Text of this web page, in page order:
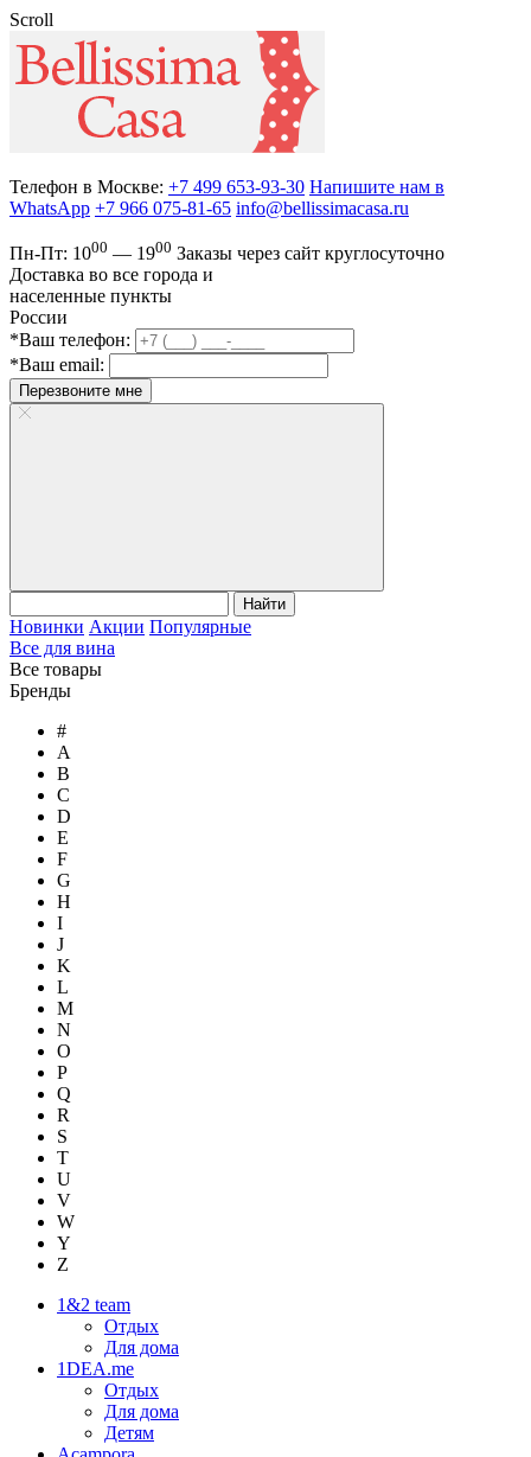
Scroll
Телефон в Москве: +7 499 653-93-30 Напишите нам в
WhatsApp +7 966 075-81-65 info@bellissimacasa.ru
Пн-Пт: 1000 — 1900 Заказы через сайт круглосуточно
Доставка во все города и
населенные пункты
России
*Ваш телефон:
*Ваш email:
Перезвоните мне
Найти
Новинки Акции Популярные
Все для вина
Все товары
Бренды
#
A
B
C
D
E
F
G
H
I
J
K
L
M
N
O
P
Q
R
S
T
U
V
W
Y
Z
1&2 team
Отдых
Для дома
1DEA.me
Отдых
Для дома
Детям